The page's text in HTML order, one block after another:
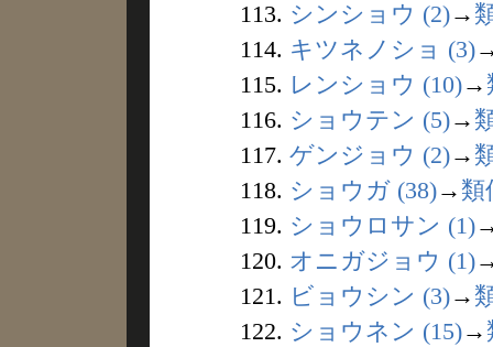
113. シンショウ (2)→
114. キツネノショ (3)
115. レンショウ (10)→
116. ショウテン (5)→
117. ゲンジョウ (2)→
118. ショウガ (38)→ 類
119. ショウロサン (1)
120. オニガジョウ (1)
121. ビョウシン (3)→
122. ショウネン (15)→